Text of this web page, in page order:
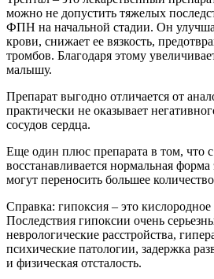
можно не допустить тяжелых
ФПН на начальной стадии. Он
крови, снижает ее вязкость,
тромбов. Благодаря этому
малышу.
Препарат выгодно отличается от
практически не оказывает
сосудов сердца.
Еще один плюс препарата в том, что
восстанавливается нормальная
могут переносить большее
Справка: гипоксия – это
Последствия гипоксии очень
неврологические расстройства,
психические патологии, задержка
и физическая отсталость.